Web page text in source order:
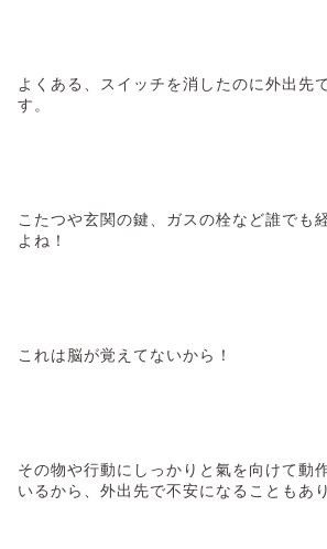
よくある、スイッチを消したのに外出先
す。
こたつや玄関の鍵、ガスの栓など誰でも
よね！
これは脳が覚えてないから！
その物や行動にしっかりと氣を向けて動
いるから、外出先で不安になることもあ